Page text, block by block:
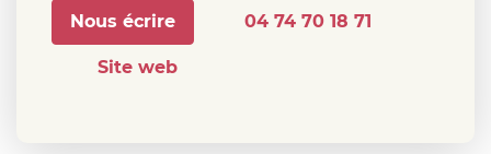
Nous écrire 04 74 70 18 71
Site web